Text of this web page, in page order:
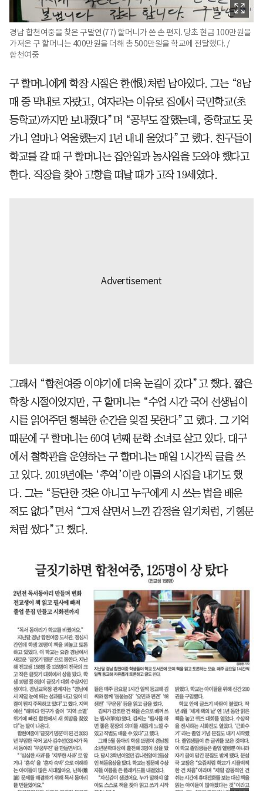
경남 합천여중을 찾은 구말연(77) 할머니가 쓴 손 편지. 당초 현금 100만원을
가져온 구 할머니는 400만원을 더해 총 500만원을 학교에 전달했다. /
합천여중
구 할머니에게 학창 시절은 한(恨)처럼 남아있다. 그는 “8남
매 중 막내로 자랐고, 여자라는 이유로 집에서 국민학교(초
등학교)까지만 보내줬다”며 “공부도 잘했는데, 중학교도 못
가니 얼마나 억울했는지 1년 내내 울었다”고 했다. 친구들이
학교를 갈 때 구 할머니는 집안일과 농사일을 도와야 했다고
한다. 직장을 찾아 고향을 떠날 때가 고작 19세였다.
그래서 “합천여중 이야기에 더욱 눈길이 갔다”고 했다. 짧은
학창 시절이었지만, 구 할머니는 “수업 시간 국어 선생님이
시를 읽어주던 행복한 순간을 잊질 못한다”고 했다. 그 기억
때문에 구 할머니는 60여 년째 문학 소녀로 살고 있다. 대구
에서 철학관을 운영하는 구 할머니는 매일 1시간씩 글을 쓰
고 있다. 2019년에는 ‘추억’이란 이름의 시집을 내기도 했
다. 그는 “등단한 것은 아니고 누구에게 시 쓰는 법을 배운
적도 없다”면서 “그저 살면서 느낀 감정을 일기처럼, 기행문
처럼 썼다”고 했다.